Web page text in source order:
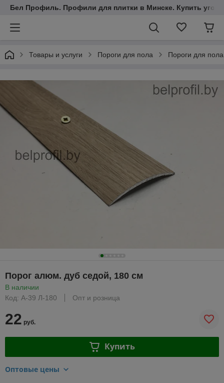
Бел Профиль. Профили для плитки в Минске. Купить
Товары и услуги Пороги для пола Пороги для
Порог алюм. дуб седой, 180 см
В наличии
Код: А-39 Л-180
Опт и розница
22 руб.
Купить
Оптовые цены